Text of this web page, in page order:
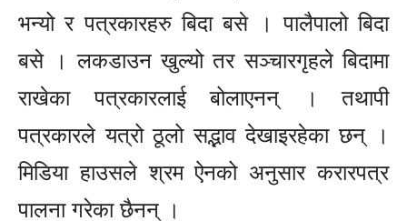
भन्यो र पत्रकारहरु बिदा बसे । पालैपालो बिदा
बसे । लकडाउन खुल्यो तर सञ्चारगृहले बिदामा
राखेका पत्रकारलाई बोलाएनन् । तथापी
पत्रकारले यत्रो ठूलो सद्भाव देखाइरहेका छन् ।
मिडिया हाउसले श्रम ऐनको अनुसार करारपत्र
पालना गरेका छैनन् ।